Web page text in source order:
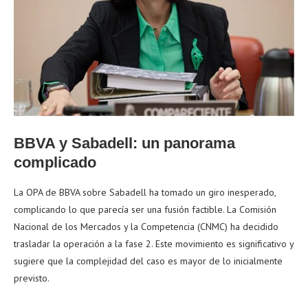
BBVA y Sabadell: un panorama
complicado
La OPA de BBVA sobre Sabadell ha tomado un giro inesperado,
complicando lo que parecía ser una fusión factible. La Comisión
Nacional de los Mercados y la Competencia (CNMC) ha decidido
trasladar la operación a la fase 2. Este movimiento es significativo y
sugiere que la complejidad del caso es mayor de lo inicialmente
previsto.